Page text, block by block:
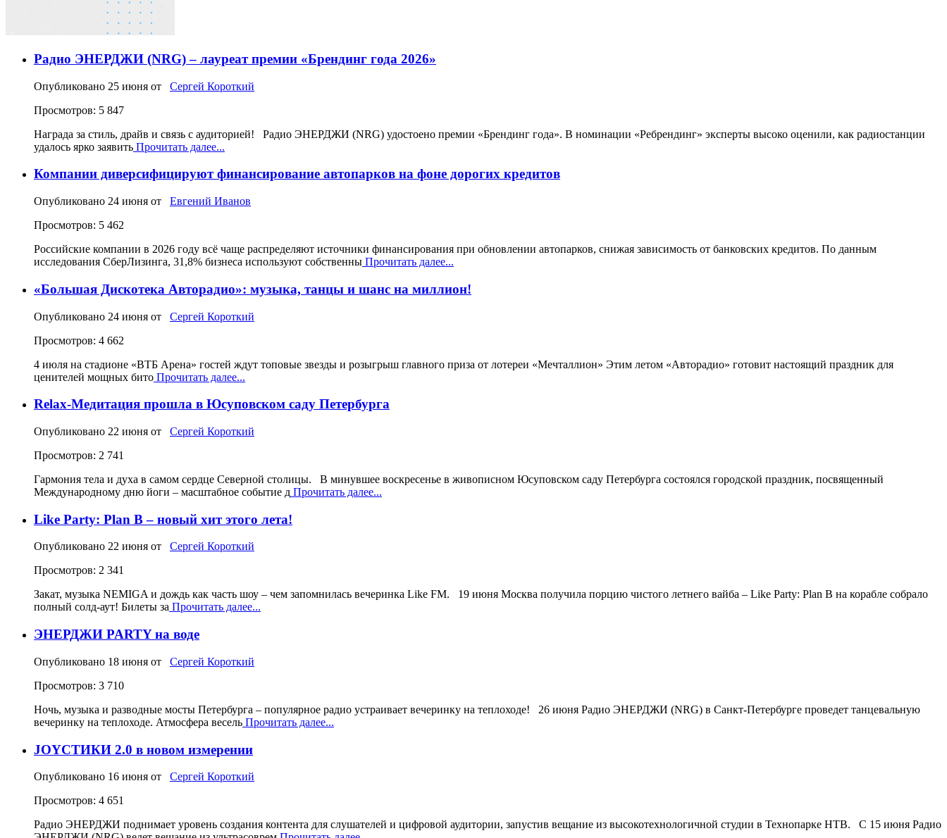
Радио ЭНЕРДЖИ (NRG) – лауреат премии «Брендинг года 2026»
Опубликовано 25 июня от Сергей Короткий
Просмотров: 5 847
Награда за стиль, драйв и связь с аудиторией! Радио ЭНЕРДЖИ (NRG) удостоено премии «Брендинг года». В номинации «Ребрендинг» эксперты высоко оценили, как радиостанции
удалось ярко заявить Прочитать далее...
Компании диверсифицируют финансирование автопарков на фоне дорогих кредитов
Опубликовано 24 июня от Евгений Иванов
Просмотров: 5 462
Российские компании в 2026 году всё чаще распределяют источники финансирования при обновлении автопарков, снижая зависимость от банковских кредитов. По данным
исследования СберЛизинга, 31,8% бизнеса используют собственны Прочитать далее...
«Большая Дискотека Авторадио»: музыка, танцы и шанс на миллион!
Опубликовано 24 июня от Сергей Короткий
Просмотров: 4 662
4 июля на стадионе «ВТБ Арена» гостей ждут топовые звезды и розыгрыш главного приза от лотереи «Мечталлион» Этим летом «Авторадио» готовит настоящий праздник для
ценителей мощных бито Прочитать далее...
Relax-Медитация прошла в Юсуповском саду Петербурга
Опубликовано 22 июня от Сергей Короткий
Просмотров: 2 741
Гармония тела и духа в самом сердце Северной столицы. В минувшее воскресенье в живописном Юсуповском саду Петербурга состоялся городской праздник, посвященный
Международному дню йоги – масштабное событие д Прочитать далее...
Like Party: Plan B – новый хит этого лета!
Опубликовано 22 июня от Сергей Короткий
Просмотров: 2 341
Закат, музыка NEMIGA и дождь как часть шоу – чем запомнилась вечеринка Like FM. 19 июня Москва получила порцию чистого летнего вайба – Like Party: Plan B на корабле собрало
полный солд‑аут! Билеты за Прочитать далее...
ЭНЕРДЖИ PARTY на воде
Опубликовано 18 июня от Сергей Короткий
Просмотров: 3 710
Ночь, музыка и разводные мосты Петербурга – популярное радио устраивает вечеринку на теплоходе! 26 июня Радио ЭНЕРДЖИ (NRG) в Санкт-Петербурге проведет танцевальную
вечеринку на теплоходе. Атмосфера весель Прочитать далее...
JOYСТИКИ 2.0 в новом измерении
Опубликовано 16 июня от Сергей Короткий
Просмотров: 4 651
Радио ЭНЕРДЖИ поднимает уровень создания контента для слушателей и цифровой аудитории, запустив вещание из высокотехнологичной студии в Технопарке НТВ. С 15 июня Радио